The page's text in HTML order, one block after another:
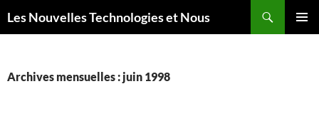
auLes Nouvelles Technologies et Nous
Archives mensuelles : juin 1998